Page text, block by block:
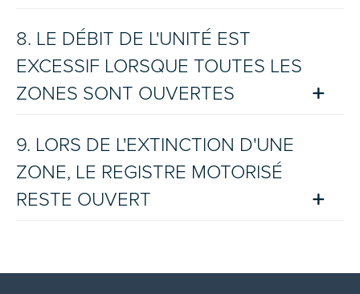
8. LE DÉBIT DE L'UNITÉ EST
EXCESSIF LORSQUE TOUTES LES
ZONES SONT OUVERTES
9. LORS DE L'EXTINCTION D'UNE
ZONE, LE REGISTRE MOTORISÉ
RESTE OUVERT